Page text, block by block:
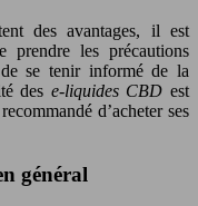
des avantages, il est
prendre les précautions
se tenir informé de la
des e-liquides CBDest
d’acheter ses
général